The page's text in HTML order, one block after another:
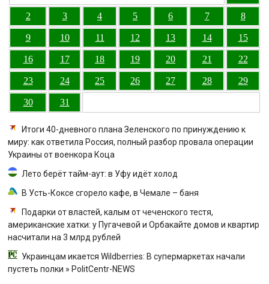
2 3 4 5 6 7 8
9 10 11 12 13 14 15
16 17 18 19 20 21 22
23 24 25 26 27 28 29
30 31
Итоги 40-дневного плана Зеленского по принуждению к
миру: как ответила Россия, полный разбор провала операции
Украины от военкора Коца
Лето берёт тайм-аут: в Уфу идёт холод
В Усть-Коксе сгорело кафе, в Чемале – баня
Подарки от властей, калым от чеченского тестя,
американские хатки: у Пугачевой и Орбакайте домов и квартир
насчитали на 3 млрд рублей
Украинцам икается Wildberries: В супермаркетах начали
пустеть полки » PolitCentr-NEWS